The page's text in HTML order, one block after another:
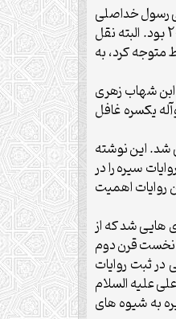
رسول خداصلى
الله عليه وآله بود كه مى توانست به نحوى در امور دين و دنياى مردم مفيد و راهنما باشد، انديشه اى كه برخاسته از آموزه الهى «انّ لكم فى رسول اللَّه اسوةٌ حسنة»2 بود. البته نقل
بالكتابة»3 آنان را به اهميت ثبت و ضبط متوجه كرد، به
ابن شهاب زهرى
يكسره غافل
شد. اين نوشته
سيره را در
روايات اهميت
هايى شد كه از
نخست قرن دوم
و در فضايل عثمان و شيخين نقل كنند)6 و عملكرد گزينشى در ثبت روايات
كه جايگاه على عليه السلام
به شيوه هاى